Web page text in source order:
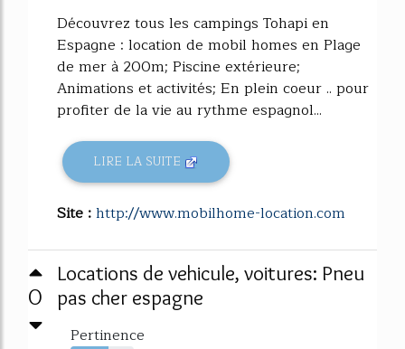
Découvrez tous les campings Tohapi en
Espagne : location de mobil homes en Plage
de mer à 200m; Piscine extérieure;
Animations et activités; En plein coeur .. pour
profiter de la vie au rythme espagnol...
LIRE LA SUITE
Site :http://www.mobilhome-location.com
0
Locations de vehicule, voitures: Pneu
pas cher espagne
Pertinence